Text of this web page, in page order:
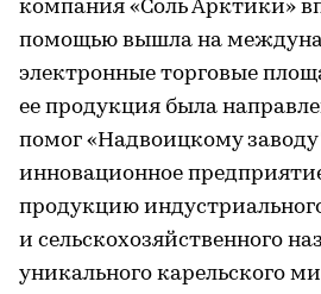
компания «Соль Арктики»
помощью вышла на
электронные торговые
ее продукция была
помог «Надвоицкому
инновационное
продукцию
и сельскохозяйственного
уникального карельского